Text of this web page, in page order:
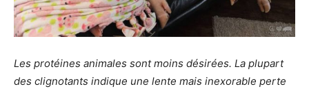
Les protéines animales sont moins désirées. La plupart
des clignotants indique une lente mais inexorable perte